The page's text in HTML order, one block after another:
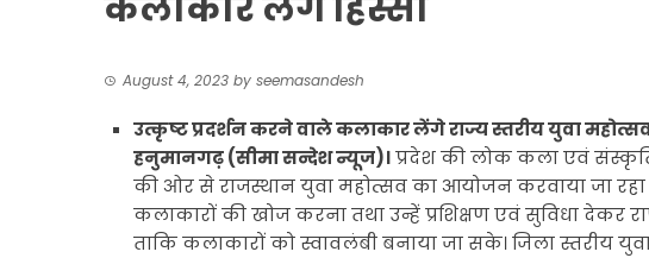
August 4, 2023 by seemasandesh
उत्कृष्ट प्रदर्शन करने वाले कलाकार लेंगे राज्य स्तरीय युवा
हनुमानगढ़ (सीमा सन्देश न्यूज)।प्रदेश की लोक कला एवं संस्कृति
की ओर से राजस्थान युवा महोत्सव का आयोजन करवाया जा रहा
कलाकारों की खोज करना तथा उन्हें प्रशिक्षण एवं सुविधा देकर
ताकि कलाकारों को स्वावलंबी बनाया जा सके। जिला स्तरीय